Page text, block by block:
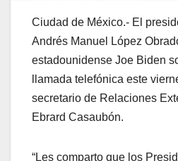
Ciudad de México.- El
Andrés Manuel López
estadounidense Joe Biden
llamada telefónica este
secretario de Relaciones
Ebrard Casaubón.
“Les comparto que los